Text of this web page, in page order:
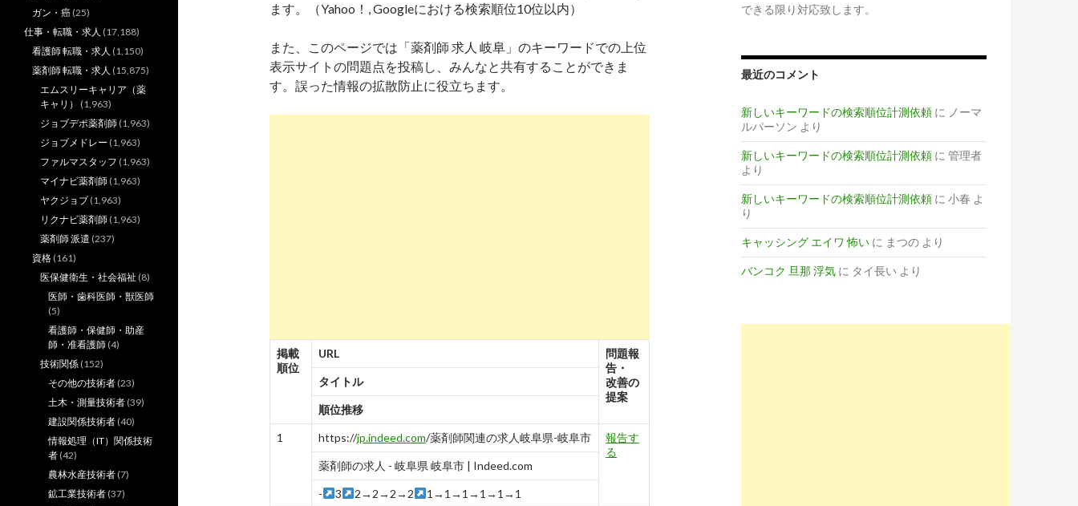
ます。（Yahoo！, Googleにおける検索順位10位以内）
また、このページでは「薬剤師 求人 岐阜」のキーワードでの上位
表示サイトの問題点を投稿し、みんなと共有することができま
す。誤った情報の拡散防止に役立ちます。
掲載
順位
URL
問題報
告・
改善の
提案
タイトル
順位推移
1 https://jp.indeed.com/薬剤師関連の求人岐阜県-岐阜市
報告す
る
薬剤師の求人 - 岐阜県 岐阜市 | Indeed.com
- 3 2→2→2→2 1→1→1→1→1→1
できる限り対応致します。
最近のコメント
新しいキーワードの検索順位計測依頼 に ノーマ
ルパーソン より
新しいキーワードの検索順位計測依頼 に 管理者
より
新しいキーワードの検索順位計測依頼 に 小春 よ
り
キャッシング エイワ 怖い に まつの より
バンコク 旦那 浮気 に タイ長い より
ガン・癌 (25)
仕事・転職・求人 (17,188)
看護師 転職・求人 (1,150)
薬剤師 転職・求人 (15,875)
エムスリーキャリア（薬
キャリ）
(1,963)
ジョブデポ薬剤師 (1,963)
ジョブメドレー (1,963)
ファルマスタッフ (1,963)
マイナビ薬剤師 (1,963)
ヤクジョブ (1,963)
リクナビ薬剤師 (1,963)
薬剤師 派遣 (237)
資格 (161)
医保健衛生・社会福祉 (8)
医師・歯科医師・獣医師
(5)
看護師・保健師・助産
師・准看護師 (4)
技術関係 (152)
その他の技術者 (23)
土木・測量技術者 (39)
建設関係技術者 (40)
情報処理（IT）関係技術
者 (42)
農林水産技術者 (7)
鉱工業技術者 (37)